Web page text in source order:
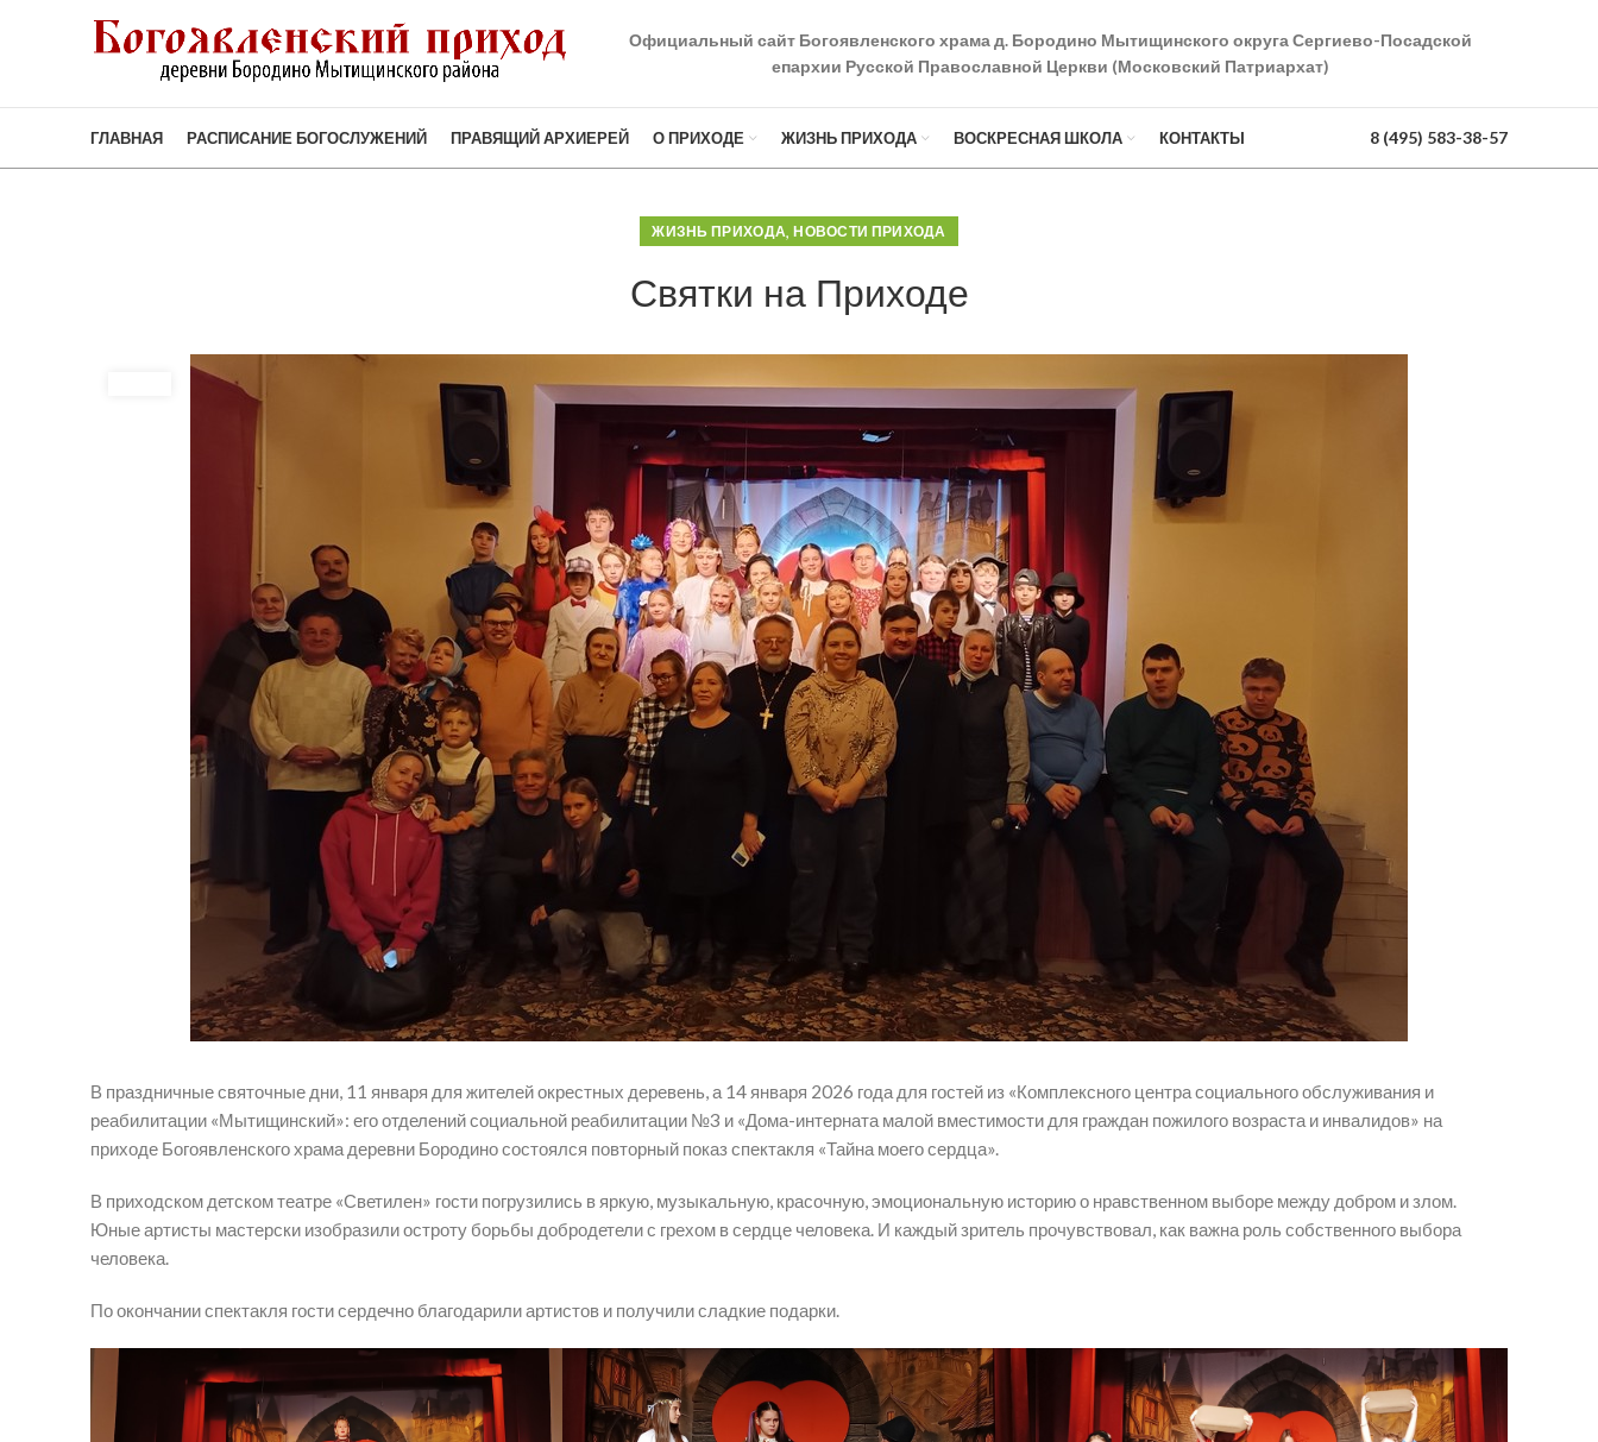
Официальный сайт Богоявленского храма д. Бородино Мытищинского округа Сергиево-Посадской
епархии Русской Православной Церкви (Московский Патриархат)
ГЛАВНАЯ РАСПИСАНИЕ БОГОСЛУЖЕНИЙ ПРАВЯЩИЙ АРХИЕРЕЙ О ПРИХОДЕ ЖИЗНЬ ПРИХОДА ВОСКРЕСНАЯ ШКОЛА КОНТАКТЫ 8 (495) 583-38-57
ЖИЗНЬ ПРИХОДА,НОВОСТИ ПРИХОДА
Святки на Приходе
В праздничные святочные дни, 11 января для жителей окрестных деревень, а 14 января 2026 года для гостей из «Комплексного центра социального обслуживания и
реабилитации «Мытищинский»: его отделений социальной реабилитации №3 и «Дома-интерната малой вместимости для граждан пожилого возраста и инвалидов» на
приходе Богоявленского храма деревни Бородино состоялся повторный показ спектакля «Тайна моего сердца».
В приходском детском театре «Светилен» гости погрузились в яркую, музыкальную, красочную, эмоциональную историю о нравственном выборе между добром и злом.
Юные артисты мастерски изобразили остроту борьбы добродетели с грехом в сердце человека. И каждый зритель прочувствовал, как важна роль собственного выбора
человека.
По окончании спектакля гости сердечно благодарили артистов и получили сладкие подарки.